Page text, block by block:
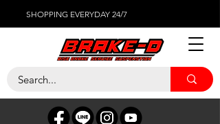
SHOPPING EVERYDAY 24/7